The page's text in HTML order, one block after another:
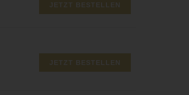
JETZT BESTELLEN
JETZT BESTELLEN